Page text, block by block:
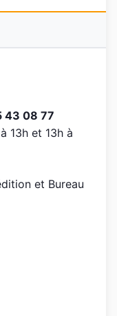
43 08 77
13h et 13h à
et Bureau